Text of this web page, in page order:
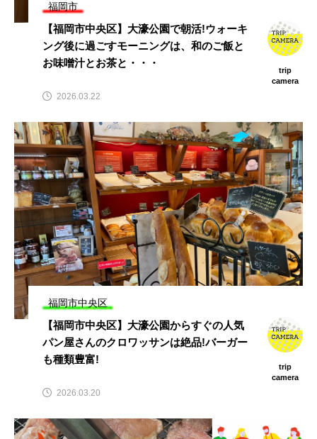
福岡市
【福岡市中央区】大濠公園で朝活!ウォーキ
ング後に過ごすモーニングは、和のご飯と
お味噌汁とお茶と・・・
trip
camera
2026.03.22
福岡市中央区
【福岡市中央区】大濠公園からすぐの人気
パン屋さんのクロワッサンは絶品!バーガー
も種類豊富!
trip
camera
2026.03.20